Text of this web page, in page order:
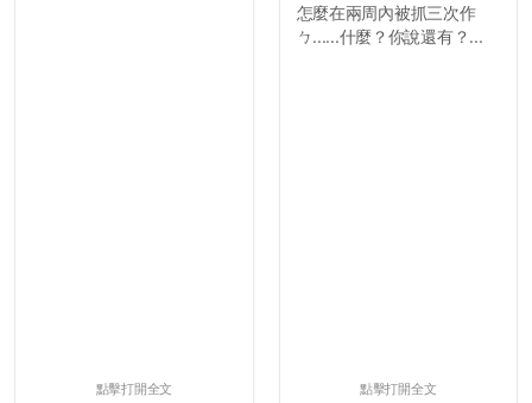
點擊打開全文
怎麼在兩周內被抓三次作
ㄅ......什麼？你說還有？...
點擊打開全文